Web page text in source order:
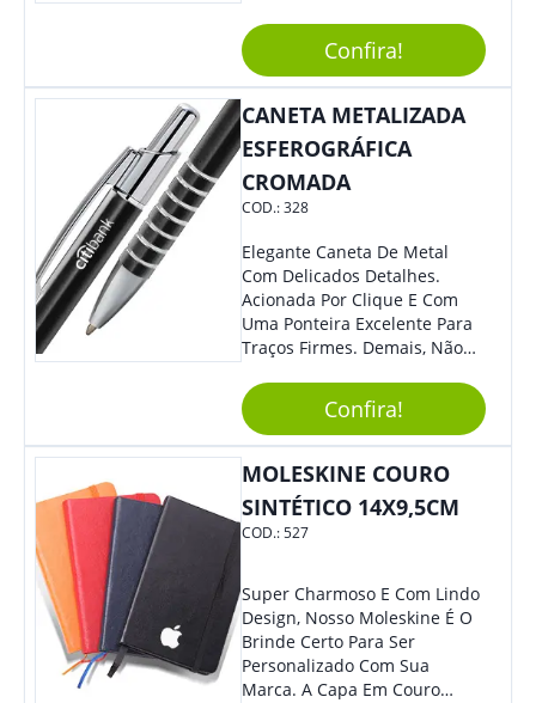
Reuniões Corporativas Ou Até
Mesmo Para Presentear
Colaboradores E Parceiros De
Confira!
CANETA METALIZADA
ESFEROGRÁFICA
CROMADA
COD.:328
Elegante Caneta De Metal
Com Delicados Detalhes.
Acionada Por Clique E Com
Uma Ponteira Excelente Para
Traços Firmes. Demais, Não
Confira!
MOLESKINE COURO
SINTÉTICO 14X9,5CM
COD.:527
Super Charmoso E Com Lindo
Design, Nosso Moleskine É O
Brinde Certo Para Ser
Personalizado Com Sua
Marca. A Capa Em Couro